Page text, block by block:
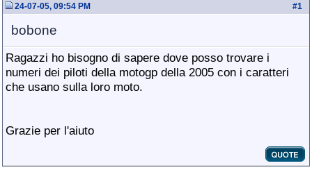
#1
24-07-05, 09:54 PM
bobone
Ragazzi ho bisogno di sapere dove posso trovare i
numeri dei piloti della motogp della 2005 con i caratteri
che usano sulla loro moto.
Grazie per l'aiuto